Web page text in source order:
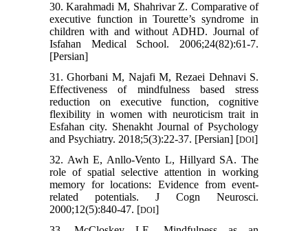
30. Karahmadi M, Shahrivar Z. Comparative of
executive function in Tourette’s syndrome in
children with and without ADHD. Journal of
Isfahan Medical School. 2006;24(82):61-7.
[Persian]
31. Ghorbani M, Najafi M, Rezaei Dehnavi S.
Effectiveness of mindfulness based stress
reduction on executive function, cognitive
flexibility in women with neuroticism trait in
Esfahan city. Shenakht Journal of Psychology
and Psychiatry. 2018;5(3):22-37. [Persian] [DOI]
32. Awh E, Anllo-Vento L, Hillyard SA. The
role of spatial selective attention in working
memory for locations: Evidence from event-
related potentials. J Cogn Neurosci.
2000;12(5):840-47. [DOI]